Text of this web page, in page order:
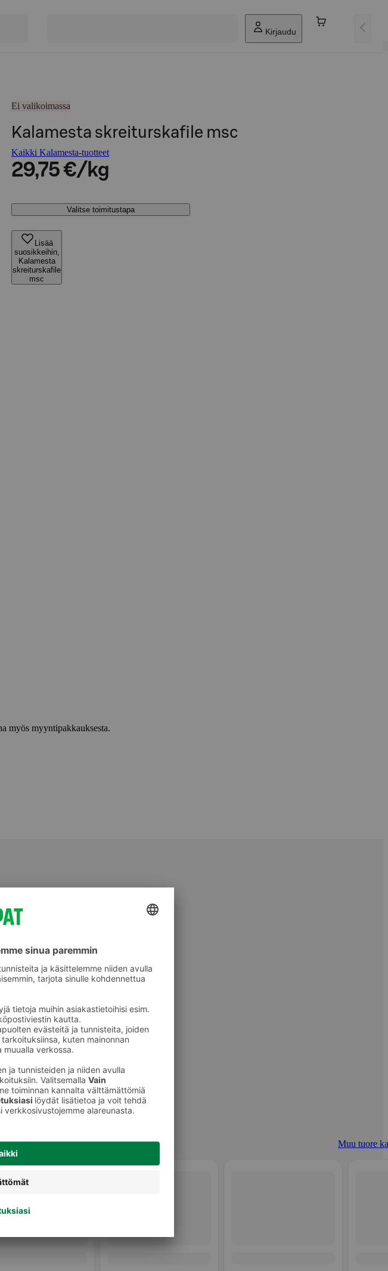
Kirjaudu
Ei valikoimassa
Kalamesta skreiturskafile msc
Kaikki Kalamesta-tuotteet
29,75 €/kg
Valitse toimitustapa
Lisää
suosikkeihin,
Kalamesta
skreiturskafile
msc
myös myyntipakkauksesta.
Muu tuore